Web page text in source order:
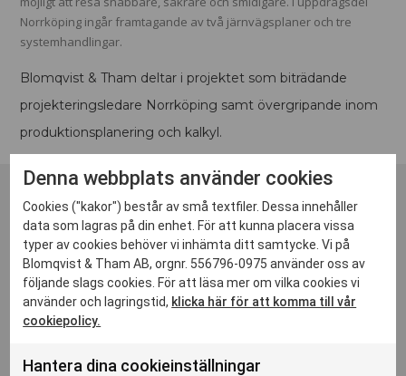
Norrköping ingår framtagande av två järnvägsplaner och tre
systemhandlingar.
Blomqvist & Tham deltar i projektet som biträdande
projekteringsledare Norrköping samt övergripande inom
produktionsplanering och kalkyl.
Denna webbplats använder cookies
Cookies ("kakor") består av små textfiler. Dessa innehåller
data som lagras på din enhet. För att kunna placera vissa
typer av cookies behöver vi inhämta ditt samtycke. Vi på
Blomqvist & Tham AB, orgnr. 556796-0975 använder oss av
följande slags cookies. För att läsa mer om vilka cookies vi
använder och lagringstid, klicka här för att komma till vår
cookiepolicy.
Hantera dina cookieinställningar